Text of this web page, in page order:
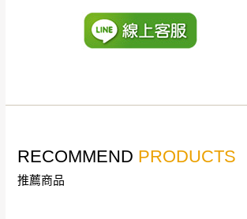
電腦螢幕的設定色差或解析度等
際商品的顏色、質感稍有不同，
訂購前請確認商品尺寸，大型
詳細尺寸以實品為主。
RECOMMEND PRODUCTS
推薦商品